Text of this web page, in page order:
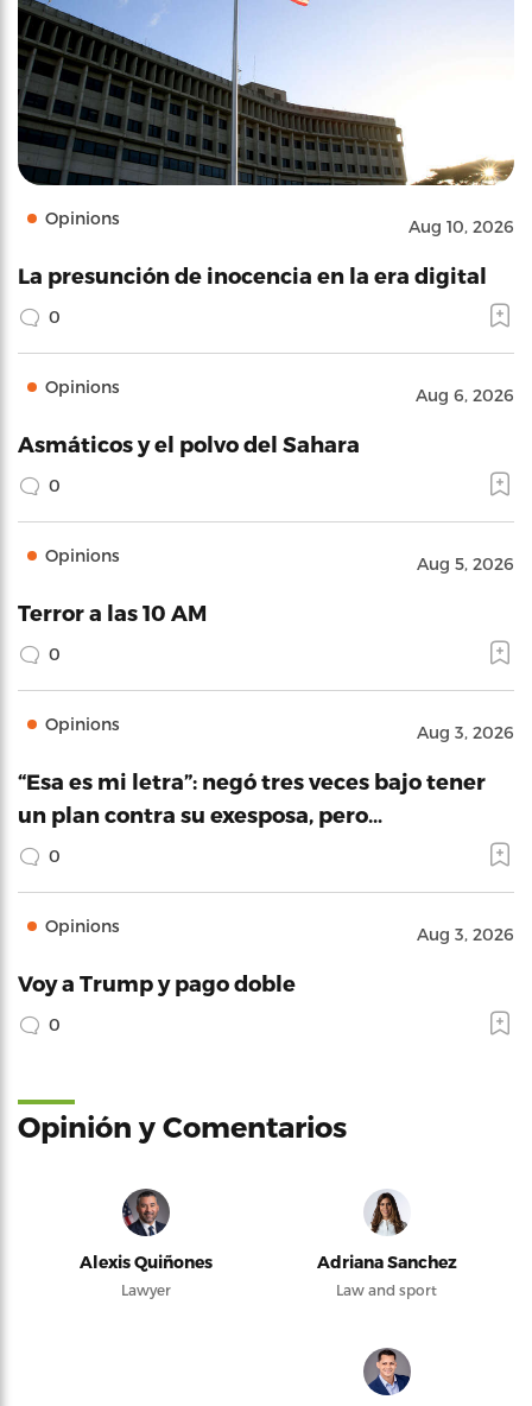
Opinions Aug 10, 2026
La presunción de inocencia en la era digital
0
Opinions Aug 6, 2026
Asmáticos y el polvo del Sahara
0
Opinions Aug 5, 2026
Terror a las 10 AM
0
Opinions Aug 3, 2026
“Esa es mi letra”: negó tres veces bajo tener
un plan contra su exesposa, pero…
0
Opinions Aug 3, 2026
Voy a Trump y pago doble
0
Opinión y Comentarios
Alexis Quiñones
Lawyer
Adriana Sanchez
Law and sport